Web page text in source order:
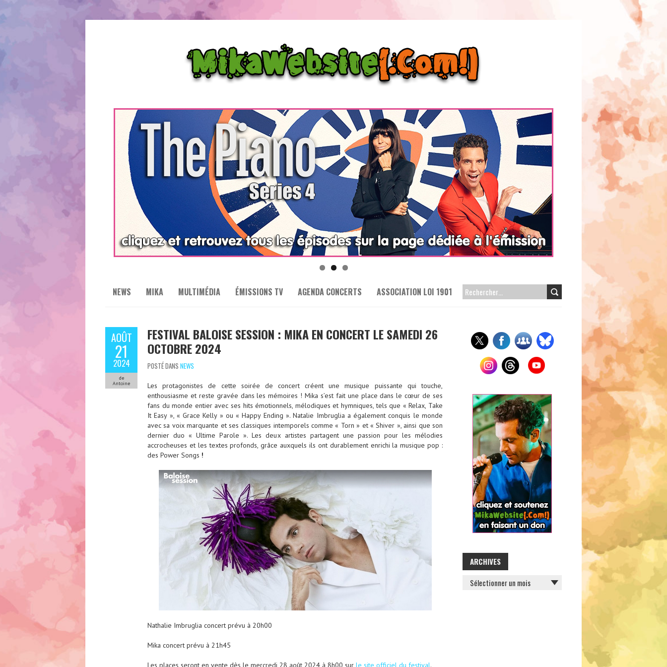
NEWS MIKA MULTIMÉDIA ÉMISSIONS TV AGENDA CONCERTS ASSOCIATION LOI 1901 RECHERCHER :
AOÛT
21
2024
de
Antoine
FESTIVAL BALOISE SESSION : MIKA EN CONCERT LE SAMEDI 26
OCTOBRE 2024
POSTÉ DANS NEWS
Les protagonistes de cette soirée de concert créent une musique puissante qui touche,
enthousiasme et reste gravée dans les mémoires ! Mika s’est fait une place dans le cœur de ses
fans du monde entier avec ses hits émotionnels, mélodiques et hymniques, tels que « Relax, Take
It Easy », « Grace Kelly » ou « Happy Ending ». Natalie Imbruglia a également conquis le monde
avec sa voix marquante et ses classiques intemporels comme « Torn » et « Shiver », ainsi que son
dernier duo « Ultime Parole ». Les deux artistes partagent une passion pour les mélodies
accrocheuses et les textes profonds, grâce auxquels ils ont durablement enrichi la musique pop :
des Power Songs !
Nathalie Imbruglia concert prévu à 20h00
Mika concert prévu à 21h45
Les places seront en vente dès le mercredi 28 août 2024 à 8h00 sur le site officiel du festival.
ARCHIVES
ARCHIVES